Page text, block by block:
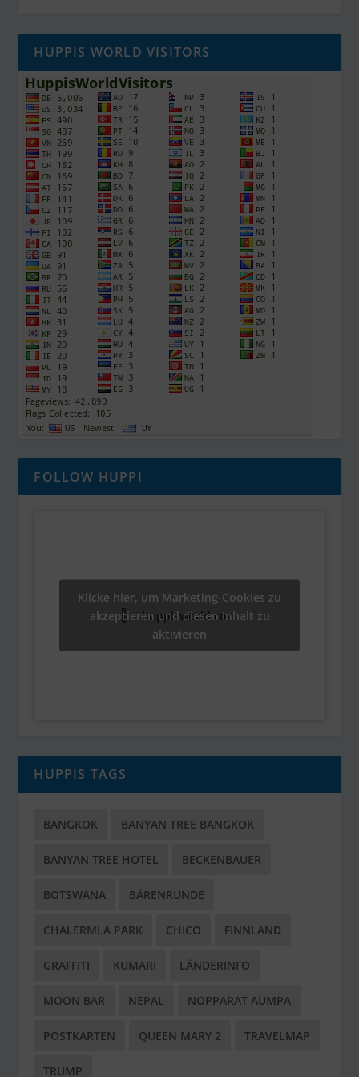
HUPPIS WORLD VISITORS
FOLLOW HUPPI
huppisworld.com
Klicke hier, um Marketing-Cookies zu
akzeptieren und diesen Inhalt zu
aktivieren
HUPPIS TAGS
BANGKOK BANYAN TREE BANGKOK
BANYAN TREE HOTEL BECKENBAUER
BOTSWANA BÄRENRUNDE
CHALERMLA PARK CHICO FINNLAND
GRAFFITI KUMARI LÄNDERINFO
MOON BAR NEPAL NOPPARAT AUMPA
POSTKARTEN QUEEN MARY 2 TRAVELMAP
TRUMP